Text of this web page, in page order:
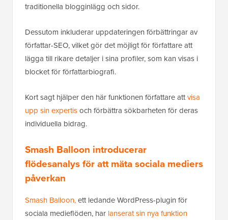
traditionella blogginlägg och sidor.
Dessutom inkluderar uppdateringen förbättringar av
författar-SEO, vilket gör det möjligt för författare att
lägga till rikare detaljer i sina profiler, som kan visas i
blocket för författarbiografi.
Kort sagt hjälper den här funktionen författare attvisa
upp sin expertisoch förbättra sökbarheten för deras
individuella bidrag.
Smash Balloon introducerar
flödesanalys för att mäta sociala mediers
påverkan
Smash Balloon,ett ledande WordPress-plugin för
sociala medieflöden, har lanserat sin nya funktion